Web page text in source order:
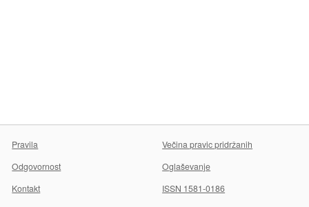
Pravila
Večina pravic pridržanih
Odgovornost
Oglaševanje
Kontakt
ISSN 1581-0186